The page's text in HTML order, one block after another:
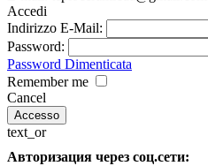
Accedi
Indirizzo E-Mail:
Password:
Password Dimenticata
Remember me
Cancel
text_or
Авторизация через соц.сети: